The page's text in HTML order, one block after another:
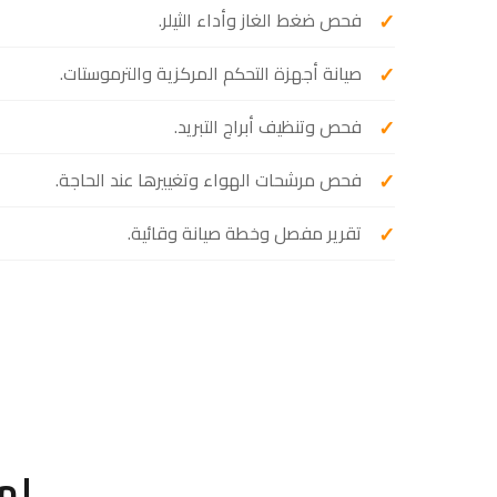
فحص ضغط الغاز وأداء الثيلر.
صيانة أجهزة التحكم المركزية والترموستات.
فحص وتنظيف أبراج التبريد.
فحص مرشحات الهواء وتغييرها عند الحاجة.
تقرير مفصل وخطة صيانة وقائية.